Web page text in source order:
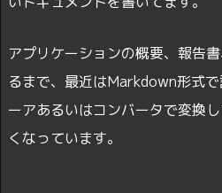
アプリケーションの概要、報告
るまで、最近はMarkdown形式
ーアあるいはコンバータで変換
くなっています。